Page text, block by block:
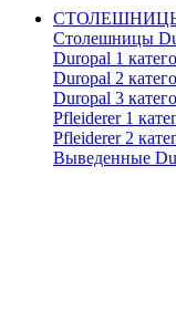
Столешницы
Duropal 1
Duropal 2
Duropal 3
Pfleiderer 1
Pfleiderer 2
Выведенные